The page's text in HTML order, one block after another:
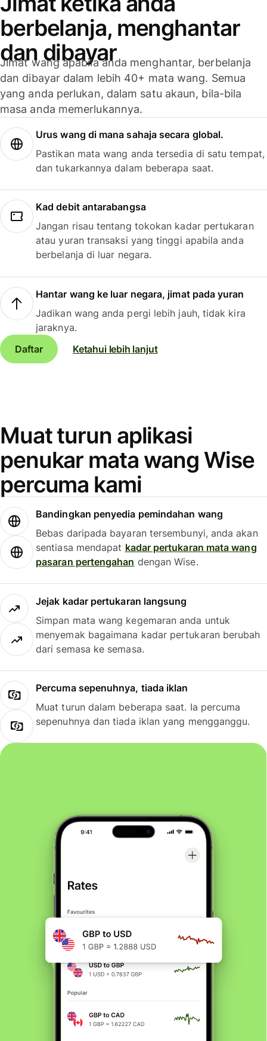
berbelanja, menghantar
dan dibayar
Jimat wang apabila anda menghantar, berbelanja
dan dibayar dalam lebih 40+ mata wang. Semua
yang anda perlukan, dalam satu akaun, bila-bila
masa anda memerlukannya.
Urus wang di mana sahaja secara global.
Pastikan mata wang anda tersedia di satu tempat,
dan tukarkannya dalam beberapa saat.
Kad debit antarabangsa
Jangan risau tentang tokokan kadar pertukaran
atau yuran transaksi yang tinggi apabila anda
berbelanja di luar negara.
Hantar wang ke luar negara, jimat pada yuran
Jadikan wang anda pergi lebih jauh, tidak kira
jaraknya.
Daftar
Ketahui lebih lanjut
Muat turun aplikasi
penukar mata wang Wise
percuma kami
Bandingkan penyedia pemindahan wang
Bebas daripada bayaran tersembunyi, anda akan
sentiasa mendapat kadar pertukaran mata wang
pasaran pertengahan dengan Wise.
Jejak kadar pertukaran langsung
Simpan mata wang kegemaran anda untuk
menyemak bagaimana kadar pertukaran berubah
dari semasa ke semasa.
Percuma sepenuhnya, tiada iklan
Muat turun dalam beberapa saat. Ia percuma
sepenuhnya dan tiada iklan yang mengganggu.